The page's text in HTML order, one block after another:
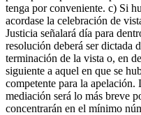
tenga por conveniente. c) Si
acordase la celebración de
Justicia señalará día para
resolución deberá ser dictada
terminación de la vista o, en
siguiente a aquel en que se
competente para la
mediación será lo más breve
concentrarán en el mínimo